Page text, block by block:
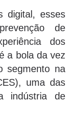
digital, esses
de
dos
a bola da vez
segmento na
uma das
indústria de